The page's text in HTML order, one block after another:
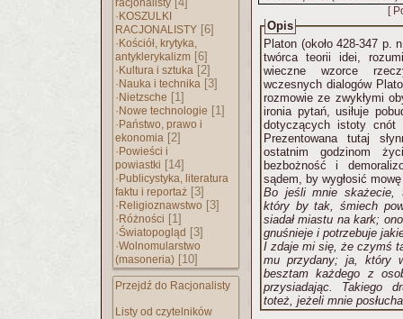
racjonalisty
· KOSZULKI
RACJONALISTY [6]
· Kościół, krytyka,
antyklerykalizm [6]
· Kultura i sztuka [2]
· Nauka i technika [3]
· Nietzsche [1]
· Nowe technologie [1]
· Państwo, prawo i
ekonomia [2]
· Powieści i
powiastki [14]
· Publicystyka, literatura
faktu i reportaż [3]
· Religioznawstwo [3]
· Różności [1]
·Światopogląd [3]
·Wolnomularstwo
(masoneria) [10]
Przejdź do Racjonalisty
Listy od czytelników
[
Opis
Platon (około 428-347 p.
twórca teorii idei,
wieczne wzorce
wczesnych dialogów
rozmowie ze zwykłymi
ironia pytań, usiłuje
dotyczących istoty cnót
Prezentowana tutaj
ostatnim godzinom
bezbożność i
sądem, by wygłosić
Bo jeśli mnie skażecie,
który by tak, śmiech
siadał miastu na kark;
gnuśnieje i potrzebuje
I zdaje mi się, że czymś
mu przydany; ja, który
besztam każdego z
przysiadając. Takiego
toteż, jeżeli mnie